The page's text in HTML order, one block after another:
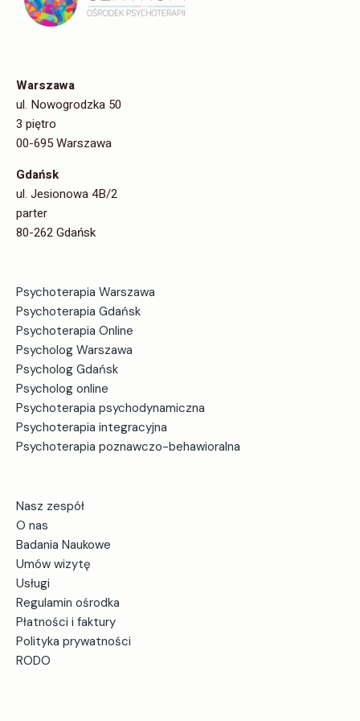
Warszawa
ul. Nowogrodzka 50
3 piętro
00-695 Warszawa
Gdańsk
ul. Jesionowa 4B/2
parter
80-262 Gdańsk
Psychoterapia Warszawa
Psychoterapia Gdańsk
Psychoterapia Online
Psycholog Warszawa
Psycholog Gdańsk
Psycholog online
Psychoterapia psychodynamiczna
Psychoterapia integracyjna
Psychoterapia poznawczo-behawioralna
Nasz zespół
O nas
Badania Naukowe
Umów wizytę
Usługi
Regulamin ośrodka
Płatności i faktury
Polityka prywatności
RODO